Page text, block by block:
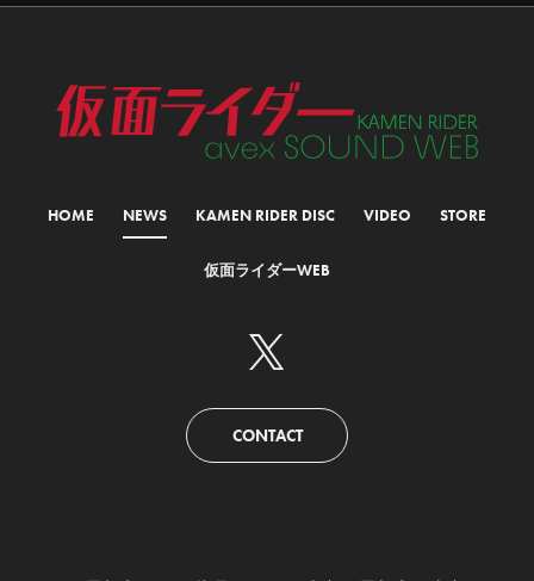
HOME NEWS KAMEN RIDER DISC VIDEO STORE
仮面ライダーWEB
CONTACT